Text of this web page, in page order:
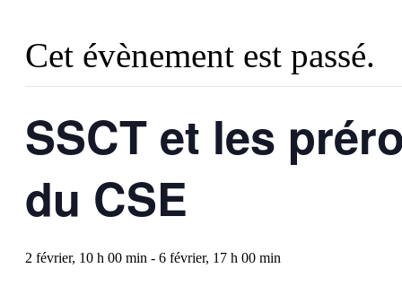
Cet évènement est passé.
SSCT et les
du CSE
2 février, 10 h 00 min - 6 février, 17 h 00 min